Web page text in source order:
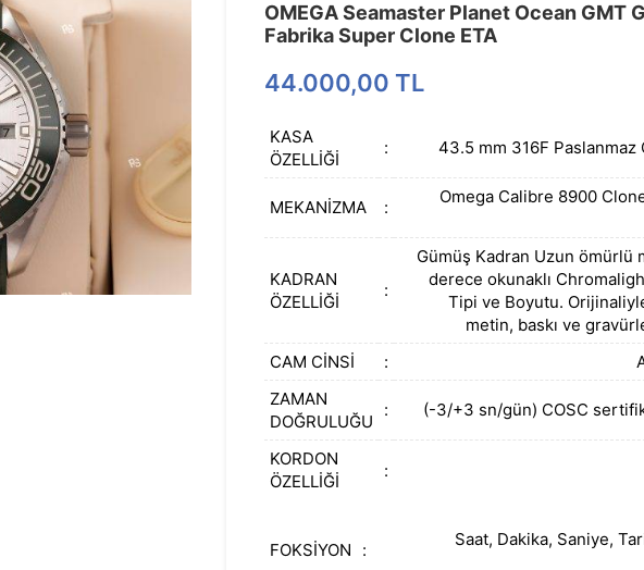
OMEGA Seamaster Planet Ocean GMT
Fabrika Super Clone ETA
44.000,00 TL
KASA
ÖZELLİĞİ
: 43.5 mm 316F Paslanmaz
MEKANİZMA :
Omega Calibre 8900
KADRAN
ÖZELLİĞİ
:
Gümüş Kadran Uzun ömürlü
derece okunaklı
Tipi ve Boyutu.
metin, baskı ve
CAM CİNSİ
:
ZAMAN
DOĞRULUĞU
: (-3/+3 sn/gün) COSC
KORDON
ÖZELLİĞİ
:
FOKSİYON :
Saat, Dakika, Saniye,